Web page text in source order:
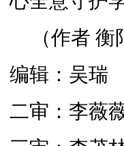
（作者
编辑：吴瑞
二审：李薇